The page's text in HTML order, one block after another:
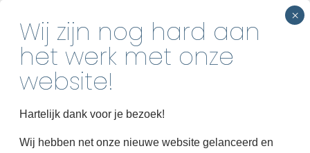
INSCHRIJVEN
SNO Junior
BijSNO Juniorzitten onze jongste
Hartelijk dank voor je bezoek!
Wij hebben net onze nieuwe website gelanceerd en